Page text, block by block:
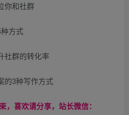
你和社群
种方式
社群的转化率
的3种写作方式
，喜欢请分享，站长微信：